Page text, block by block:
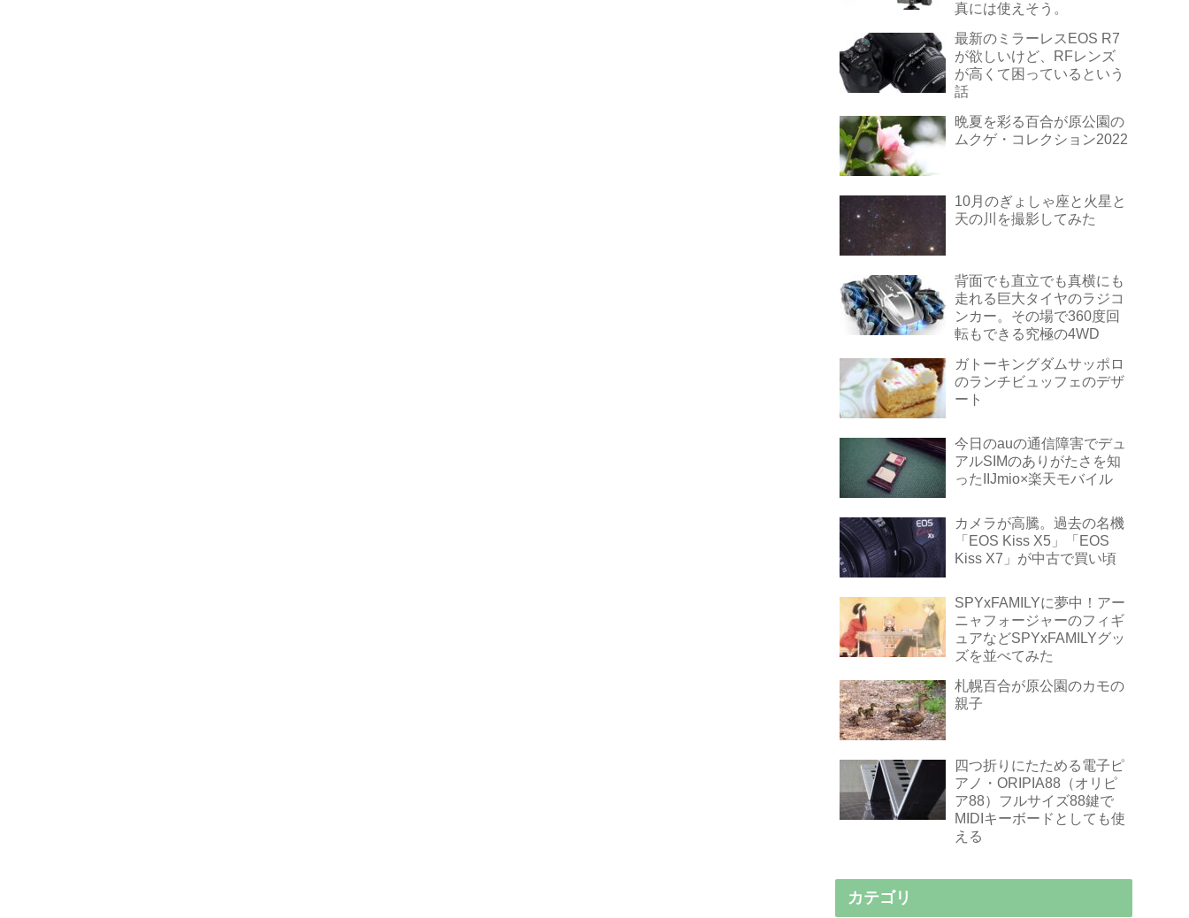
真には使えそう。
最新のミラーレスEOS R7
が欲しいけど、RFレンズ
が高くて困っているという
話
晩夏を彩る百合が原公園の
ムクゲ・コレクション2022
10月のぎょしゃ座と火星と
天の川を撮影してみた
背面でも直立でも真横にも
走れる巨大タイヤのラジコ
ンカー。その場で360度回
転もできる究極の4WD
ガトーキングダムサッポロ
のランチビュッフェのデザ
ート
今日のauの通信障害でデュ
アルSIMのありがたさを知
ったIIJmio×楽天モバイル
カメラが高騰。過去の名機
「EOS Kiss X5」「EOS
Kiss X7」が中古で買い頃
SPYxFAMILYに夢中！アー
ニャフォージャーのフィギ
ュアなどSPYxFAMILYグッ
ズを並べてみた
札幌百合が原公園のカモの
親子
四つ折りにたためる電子ピ
アノ・ORIPIA88（オリピ
ア88）フルサイズ88鍵で
MIDIキーボードとしても使
える
カテゴリ